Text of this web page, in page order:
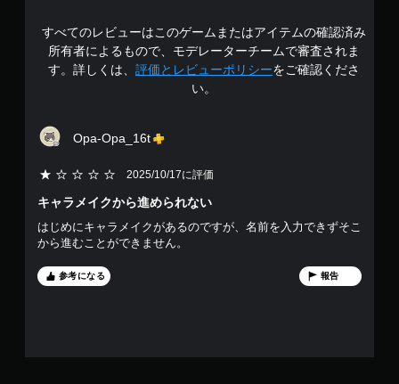
の
3
す
すべてのレビューはこのゲームまたはアイテムの確認済み
所有者によるもので、モデレーターチームで審査されま
す。詳しくは、 評価とレビューポリシーをご確認くださ
い。
Opa-Opa_16t
2025/10/17に評価
キャラメイクから進められない
はじめにキャラメイクがあるのですが、名前を入力できずそこ
から進むことができません。
参考になる 報告